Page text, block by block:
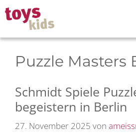
Zum
Inhalt
springen
Puzzle Masters
Schmidt Spiele
begeistern in Berlin
27. November 2025 von